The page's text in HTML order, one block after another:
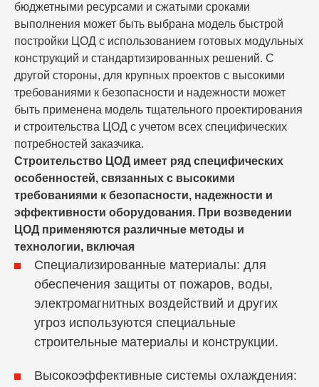
бюджетными ресурсами и сжатыми сроками
выполнения может быть выбрана модель быстрой
постройки ЦОД с использованием готовых модульных
конструкций и стандартизированных решений. С
другой стороны, для крупных проектов с высокими
требованиями к безопасности и надежности может
быть применена модель тщательного проектирования
и строительства ЦОД с учетом всех специфических
потребностей заказчика.
Строительство ЦОД имеет ряд специфических
особенностей, связанных с высокими
требованиями к безопасности, надежности и
эффективности оборудования. При возведении
ЦОД применяются различные методы и
технологии, включая
Специализированные материалы: для
обеспечения защиты от пожаров, воды,
электромагнитных воздействий и других
угроз используются специальные
строительные материалы и конструкции.
Высокоэффективные системы охлаждения: